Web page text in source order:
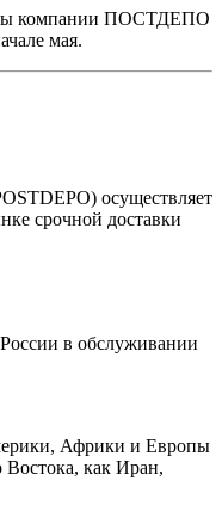
компании ПОСТДЕПО
мая.
осуществляет
срочной доставки
в обслуживании
Африки и Европы
Востока, как Иран,